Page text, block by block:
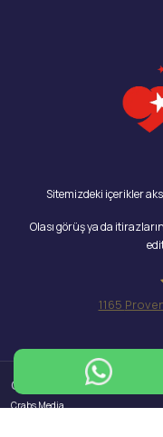
Sitemizdeki içerikler
Olası görüş ya da
1165
Copyright © 2026 Doku
Crabs Media